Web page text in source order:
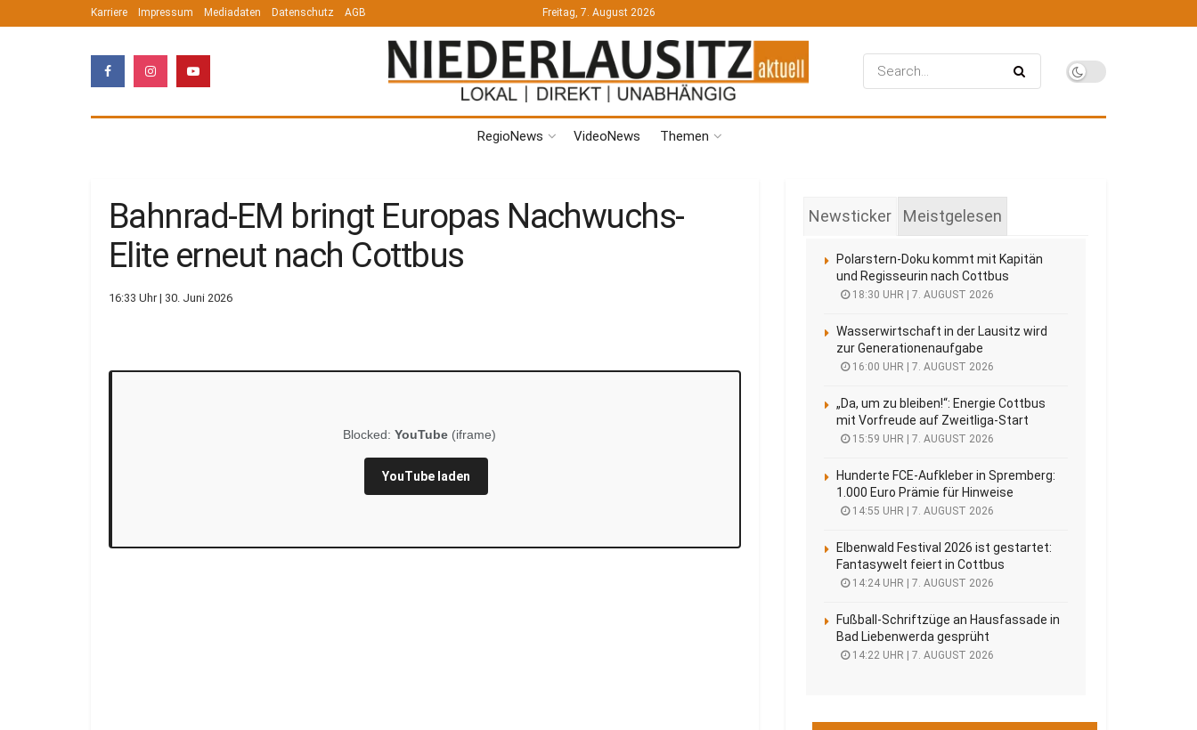
Karriere Impressum Mediadaten Datenschutz AGB Freitag, 7. August 2026
RegioNews VideoNews Themen
Bahnrad-EM bringt Europas Nachwuchs-
Elite erneut nach Cottbus
16:33 Uhr | 30. Juni 2026
Blocked: YouTube(iframe)
YouTube laden
Newsticker Meistgelesen
Polarstern-Doku kommt mit Kapitän
und Regisseurin nach Cottbus
18:30 UHR | 7. AUGUST 2026
Wasserwirtschaft in der Lausitz wird
zur Generationenaufgabe
16:00 UHR | 7. AUGUST 2026
„Da, um zu bleiben!“: Energie Cottbus
mit Vorfreude auf Zweitliga-Start
15:59 UHR | 7. AUGUST 2026
Hunderte FCE-Aufkleber in Spremberg:
1.000 Euro Prämie für Hinweise
14:55 UHR | 7. AUGUST 2026
Elbenwald Festival 2026 ist gestartet:
Fantasywelt feiert in Cottbus
14:24 UHR | 7. AUGUST 2026
Fußball-Schriftzüge an Hausfassade in
Bad Liebenwerda gesprüht
14:22 UHR | 7. AUGUST 2026